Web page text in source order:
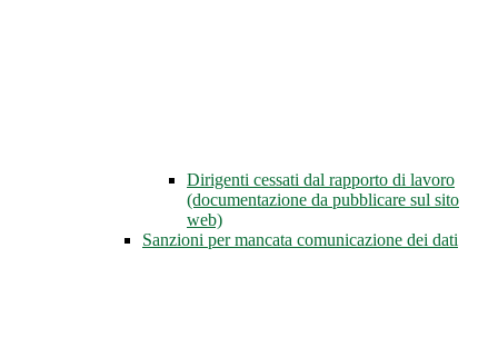
Dirigenti cessati dal rapporto di lavoro
(documentazione da pubblicare sul sito
web)
Sanzioni per mancata comunicazione dei dati